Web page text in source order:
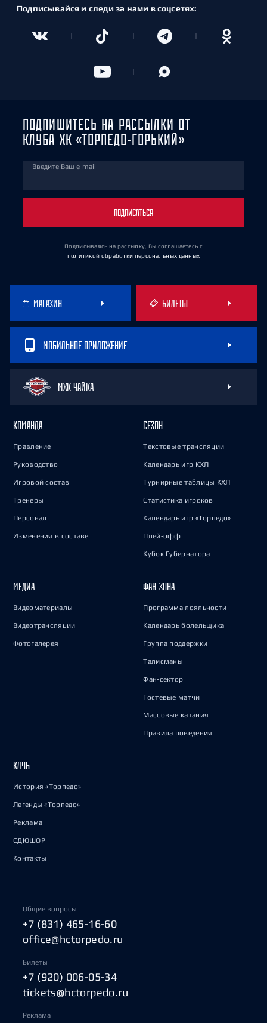
Подписывайся и следи за нами в соцсетях:
ПОДПИШИТЕСЬ НА РАССЫЛКИ ОТ
КЛУБА ХК «ТОРПЕДО-ГОРЬКИЙ»
Введите Ваш e-mail
ПОДПИСАТЬСЯ
Подписываясь на рассылку, Вы соглашаетесь с
политикой обработки персональных данных
МАГАЗИН БИЛЕТЫ
МОБИЛЬНОЕ ПРИЛОЖЕНИЕ
МХК ЧАЙКА
КОМАНДА
Правление
Руководство
Игровой состав
Тренеры
Персонал
Изменения в составе
СЕЗОН
Текстовые трансляции
Календарь игр КХЛ
Турнирные таблицы КХЛ
Статистика игроков
Календарь игр «Торпедо»
Плей-офф
Кубок Губернатора
МЕДИА
Видеоматериалы
Видеотрансляции
Фотогалерея
ФАН-ЗОНА
Программа лояльности
Календарь болельщика
Группа поддержки
Талисманы
Фан-сектор
Гостевые матчи
Массовые катания
Правила поведения
КЛУБ
История «Торпедо»
Легенды «Торпедо»
Реклама
СДЮШОР
Контакты
Общие вопросы
+7 (831) 465-16-60
office@hctorpedo.ru
Билеты
+7 (920) 006-05-34
tickets@hctorpedo.ru
Реклама